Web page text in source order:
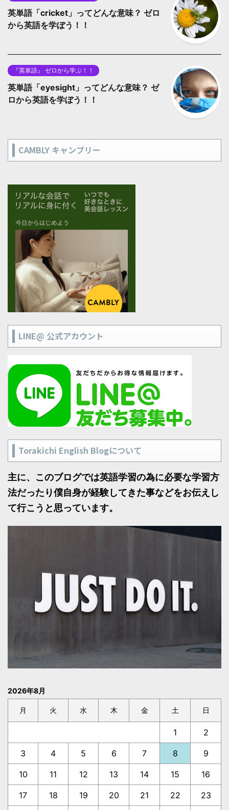
英単語「cricket」ってどんな意味？ ゼロ
から英語を学ぼう！！
『英単語』 ゼロから学ぶ！！
英単語「eyesight」ってどんな意味？ ゼ
ロから英語を学ぼう！！
CAMBLY キャンブリー
LINE@ 公式アカウント
Torakichi English Blogについて
主に、このブログでは英語学習の為に必要な学習方
法だったり僕自身が経験してきた事などをお伝えし
て行こうと思っています。
2026年8月
月 火 水 木 金 土 日
1 2
3 4 5 6 7 8 9
10 11 12 13 14 15 16
17 18 19 20 21 22 23